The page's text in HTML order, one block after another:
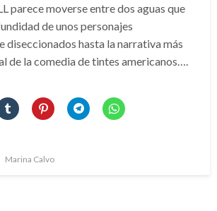
parece moverse entre dos aguas que
de unos personajes
diseccionados hasta la narrativa más
de la comedia de tintes americanos….
Marina Calvo